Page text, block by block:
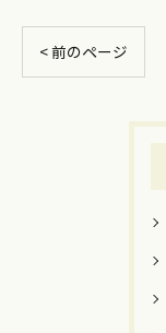
< 前のページ